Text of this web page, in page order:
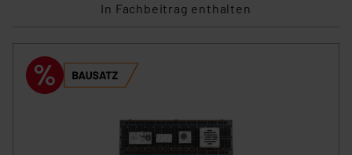
In Fachbeitrag enthalten